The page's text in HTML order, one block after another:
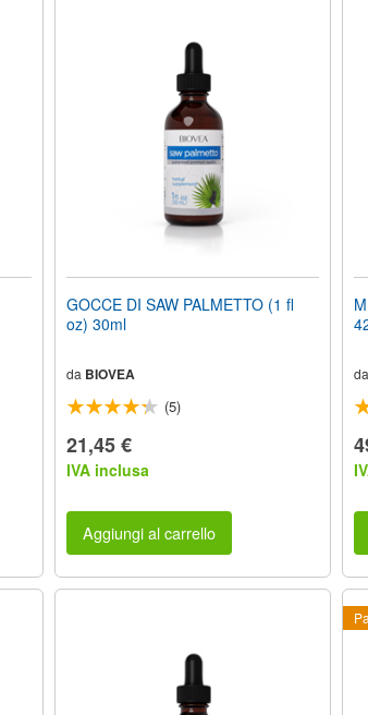
GOCCE DI SAW PALMETTO (1 fl
oz) 30ml
da BIOVEA
(5)
21,45 €
IVA inclusa
Aggiungi al carrello
da